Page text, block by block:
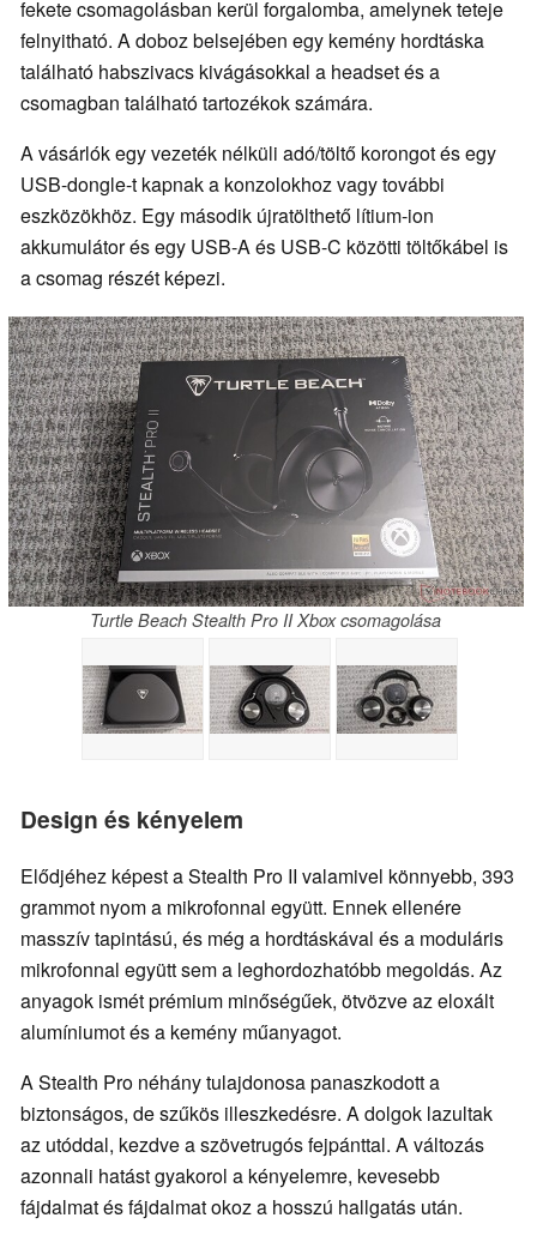
fekete csomagolásban kerül forgalomba, amelynek teteje
felnyitható. A doboz belsejében egy kemény hordtáska
található habszivacs kivágásokkal a headset és a
csomagban található tartozékok számára.
A vásárlók egy vezeték nélküli adó/töltő korongot és egy
USB-dongle-t kapnak a konzolokhoz vagy további
eszközökhöz. Egy második újratölthető lítium-ion
akkumulátor és egy USB-A és USB-C közötti töltőkábel is
a csomag részét képezi.
Turtle Beach Stealth Pro II Xbox csomagolása
Design és kényelem
Elődjéhez képest a Stealth Pro II valamivel könnyebb, 393
grammot nyom a mikrofonnal együtt. Ennek ellenére
masszív tapintású, és még a hordtáskával és a moduláris
mikrofonnal együtt sem a leghordozhatóbb megoldás. Az
anyagok ismét prémium minőségűek, ötvözve az eloxált
alumíniumot és a kemény műanyagot.
A Stealth Pro néhány tulajdonosa panaszkodott a
biztonságos, de szűkös illeszkedésre. A dolgok lazultak
az utóddal, kezdve a szövetrugós fejpánttal. A változás
azonnali hatást gyakorol a kényelemre, kevesebb
fájdalmat és fájdalmat okoz a hosszú hallgatás után.